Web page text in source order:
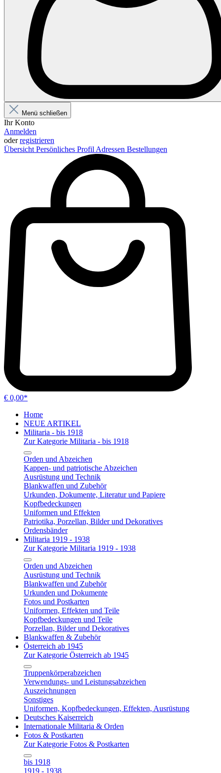
Menü schließen
Ihr Konto
Anmelden
oderregistrieren
Übersicht Persönliches Profil Adressen Bestellungen
€ 0,00*
Home
NEUE ARTIKEL
Militaria - bis 1918
Zur Kategorie Militaria - bis 1918
Orden und Abzeichen
Kappen- und patriotische Abzeichen
Ausrüstung und Technik
Blankwaffen und Zubehör
Urkunden, Dokumente, Literatur und Papiere
Kopfbedeckungen
Uniformen und Effekten
Patriotika, Porzellan, Bilder und Dekoratives
Ordensbänder
Militaria 1919 - 1938
Zur Kategorie Militaria 1919 - 1938
Orden und Abzeichen
Ausrüstung und Technik
Blankwaffen und Zubehör
Urkunden und Dokumente
Fotos und Postkarten
Uniformen, Effekten und Teile
Kopfbedeckungen und Teile
Porzellan, Bilder und Dekoratives
Blankwaffen & Zubehör
Österreich ab 1945
Zur Kategorie Österreich ab 1945
Truppenkörperabzeichen
Verwendungs- und Leistungsabzeichen
Auszeichnungen
Sonstiges
Uniformen, Kopfbedeckungen, Effekten, Ausrüstung
Deutsches Kaiserreich
Internationale Militaria & Orden
Fotos & Postkarten
Zur Kategorie Fotos & Postkarten
bis 1918
1919 - 1938